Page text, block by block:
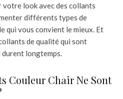
votre look avec des collants
différents types de
qui vous convient le mieux. Et
de qualité qui sont
longtemps.
Couleur Chair Ne Sont